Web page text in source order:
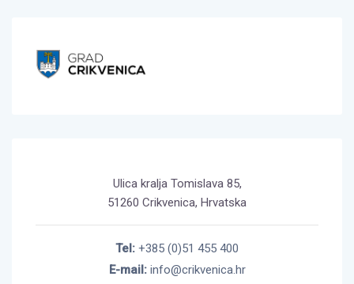
Ulica kralja Tomislava 85,
51260 Crikvenica, Hrvatska
Tel: +385 (0)51 455 400
E-mail:info@crikvenica.hr